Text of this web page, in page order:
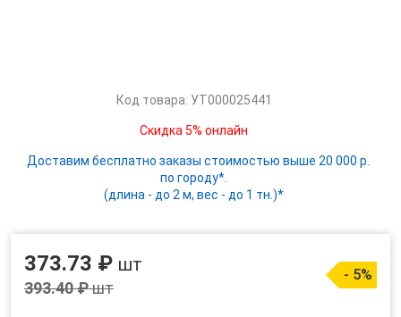
Код товара: УТ000025441
Скидка 5% онлайн
Доставим бесплатно заказы стоимостью выше 20 000 р.
по городу*.
(длина - до 2 м, вес - до 1 тн.)*
373.73 ₽ шт
393.40 ₽шт
- 5%